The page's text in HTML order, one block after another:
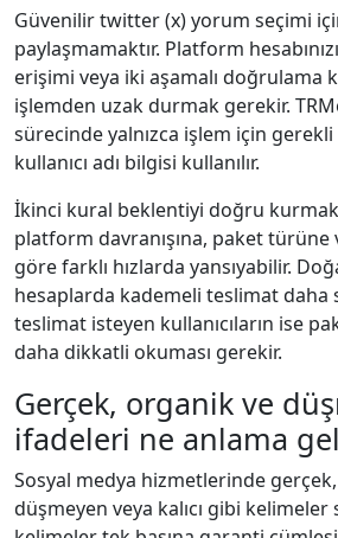
Güvenilir twitter (x) yorum seçimi
paylaşmamaktır. Platform
erişimi veya iki aşamalı doğrulama
işlemden uzak durmak gerekir.
sürecinde yalnızca işlem için gerekli
kullanıcı adı bilgisi kullanılır.
İkinci kural beklentiyi doğru
platform davranışına, paket türüne
göre farklı hızlarda yansıyabilir.
hesaplarda kademeli teslimat daha
teslimat isteyen kullanıcıların ise
daha dikkatli okuması gerekir.
Gerçek, organik ve
ifadeleri ne anlama
Sosyal medya hizmetlerinde
düşmeyen veya kalıcı gibi kelimeler